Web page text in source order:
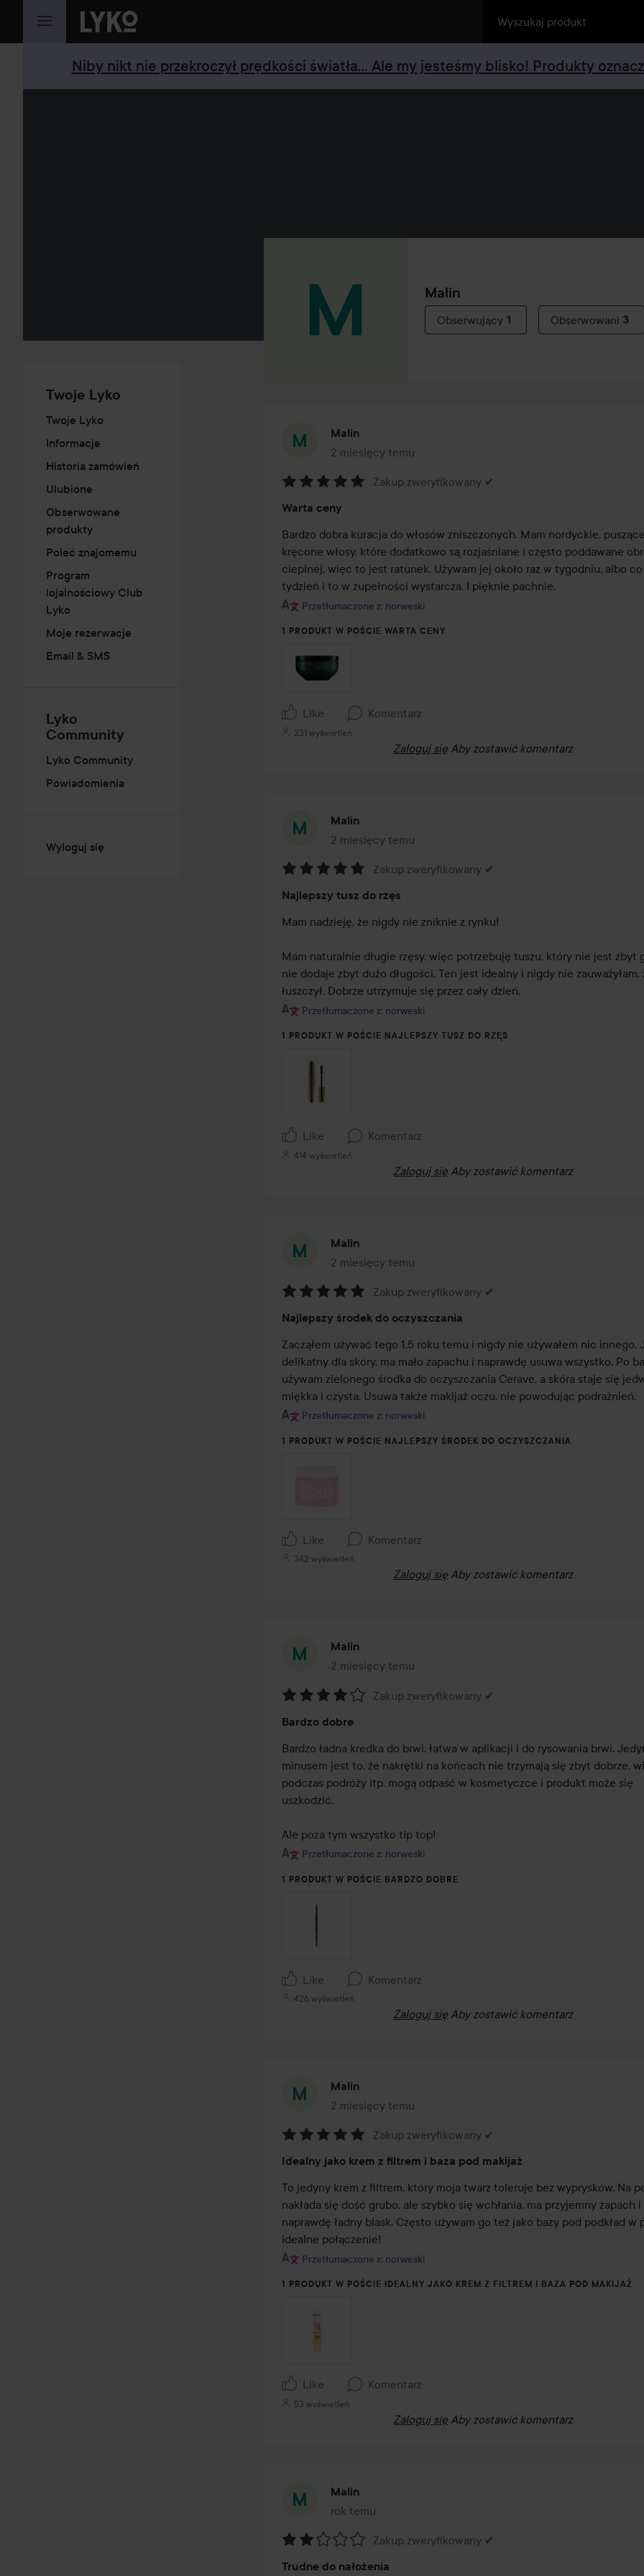
PRZEJDŹ DO TREŚCI
Niby nikt nie przekroczył prędkości światła... Ale my jesteśmy blisko! Produkty
Twoje Lyko
Twoje Lyko
Informacje
Historia zamówień
Ulubione
Obserwowane
produkty
Poleć znajomemu
Program
lojalnościowy Club
Lyko
Moje rezerwacje
Email & SMS
Lyko
Community
Lyko Community
Powiadomienia
Wyloguj się
Malin
Obserwujący 1 Obserwowani 3
Malin
2 miesięcy temu
Post został utworzony 2 miesięcy temu
5
z
5
Zakup zweryfikowany ✔
Warta ceny
Bardzo dobra kuracja do włosów zniszczonych. Mam nordyckie,
kręcone włosy, które dodatkowo są rozjaśniane i często poddawane
cieplnej, więc to jest ratunek. Używam jej około raz w tygodniu, albo
tydzień i to w zupełności wystarcza. I pięknie pachnie.
Przetłumaczone z: norweski
1 PRODUKT W POŚCIE WARTA CENY
Like Komentarz
231 wyświetleń
Zaloguj się Aby zostawić komentarz
Malin
2 miesięcy temu
Post został utworzony 2 miesięcy temu
5
z
Zakup zweryfikowany ✔
Najlepszy tusz do rzęs
Mam nadzieję, że nigdy nie zniknie z rynku!
Mam naturalnie długie rzęsy, więc potrzebuję tuszu, który nie jest zbyt
nie dodaje zbyt dużo długości. Ten jest idealny i nigdy nie zauważyłam,
łuszczył. Dobrze utrzymuje się przez cały dzień.
Przetłumaczone z: norweski
1 PRODUKT W POŚCIE NAJLEPSZY TUSZ DO RZĘS
Like Komentarz
414 wyświetleń
Zaloguj się Aby zostawić komentarz
Malin
2 miesięcy temu
Post został utworzony 2 miesięcy temu
5
z
5
Zakup zweryfikowany ✔
Najlepszy środek do oczyszczania
Zacząłem używać tego 1,5 roku temu i nigdy nie używałem nic innego.
delikatny dla skóry, ma mało zapachu i naprawdę usuwa wszystko. Po
używam zielonego środka do oczyszczania Cerave, a skóra staje się
miękka i czysta. Usuwa także makijaż oczu, nie powodując podrażnień.
Przetłumaczone z: norweski
1 PRODUKT W POŚCIE NAJLEPSZY ŚRODEK DO OCZYSZCZANIA
Like Komentarz
342 wyświetleń
Zaloguj się Aby zostawić komentarz
Malin
2 miesięcy temu
Post został utworzony 2 miesięcy temu
4
z
5
Zakup zweryfikowany ✔
Bardzo dobre
Bardzo ładna kredka do brwi, łatwa w aplikacji i do rysowania brwi.
minusem jest to, że nakrętki na końcach nie trzymają się zbyt dobrze,
podczas podróży itp. mogą odpaść w kosmetyczce i produkt może się
uszkodzić.
Ale poza tym wszystko tip top!
Przetłumaczone z: norweski
1 PRODUKT W POŚCIE BARDZO DOBRE
Like Komentarz
426 wyświetleń
Zaloguj się Aby zostawić komentarz
Malin
2 miesięcy temu
Post został utworzony 2 miesięcy temu
5
z
5
Zakup zweryfikowany ✔
Idealny jako krem z filtrem i baza pod makijaż
To jedyny krem z filtrem, który moja twarz toleruje bez wyprysków. Na
nakłada się dość grubo, ale szybko się wchłania, ma przyjemny zapach i
naprawdę ładny blask. Często używam go też jako bazy pod podkład w
idealne połączenie!
Przetłumaczone z: norweski
1 PRODUKT W POŚCIE IDEALNY JAKO KREM Z FILTREM I BAZA POD MAKIJAŻ
Like Komentarz
53 wyświetleń
Zaloguj się Aby zostawić komentarz
Malin
rok temu
Post został utworzony rok temu
Zakup zweryfikowany ✔
Trudne do nałożenia